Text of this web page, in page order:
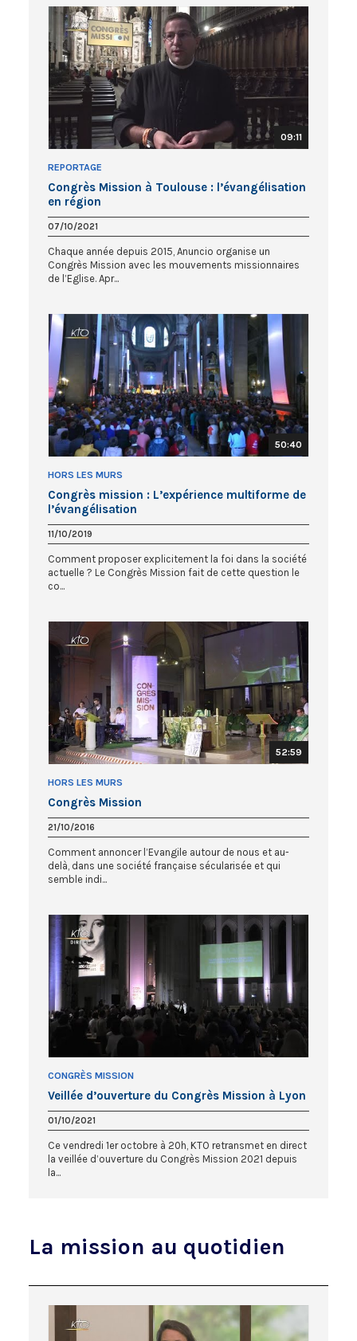
09:11
REPORTAGE
Congrès Mission à Toulouse : l’évangélisation
en région
07/10/2021
Chaque année depuis 2015, Anuncio organise un
Congrès Mission avec les mouvements missionnaires
de l’Eglise. Apr...
50:40
HORS LES MURS
Congrès mission : L’expérience multiforme de
l’évangélisation
11/10/2019
Comment proposer explicitement la foi dans la société
actuelle ? Le Congrès Mission fait de cette question le
co...
52:59
HORS LES MURS
Congrès Mission
21/10/2016
Comment annoncer l’Evangile autour de nous et au-
delà, dans une société française sécularisée et qui
semble indi...
CONGRÈS MISSION
Veillée d’ouverture du Congrès Mission à Lyon
01/10/2021
Ce vendredi 1er octobre à 20h, KTO retransmet en direct
la veillée d’ouverture du Congrès Mission 2021 depuis
la...
La mission au quotidien